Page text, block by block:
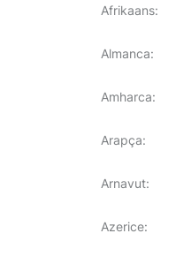
Afrikaans:
Almanca:
Amharca:
Arapça:
Arnavut:
Azerice: